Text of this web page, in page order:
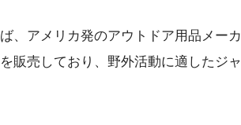
、アメリカ発のアウトドア用品メー
販売しており、野外活動に適したジ